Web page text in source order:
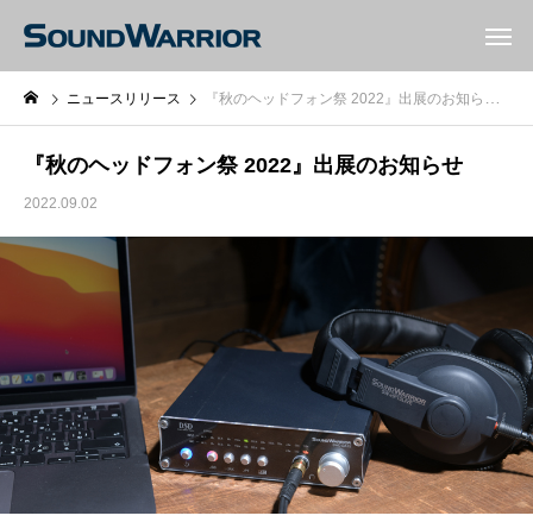
ニュースリリース 『秋のヘッドフォン祭 2022』出展のお知らせ
『秋のヘッドフォン祭 2022』出展のお知らせ
2022.09.02